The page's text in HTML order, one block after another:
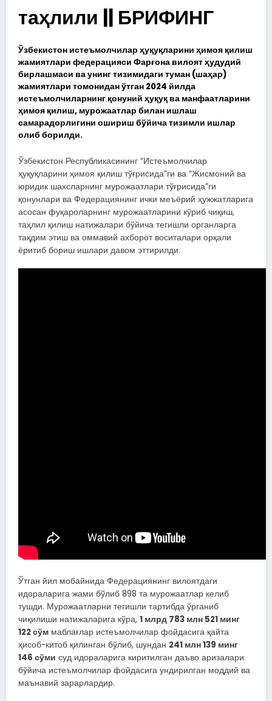
таҳлили || БРИФИНГ
Ўзбекистон истеъмолчилар ҳуқуқларини ҳимоя қилиш
жамиятлари федерацияси Фарғона вилоят ҳудудий
бирлашмаси ва унинг тизимидаги туман (шаҳар)
жамиятлари томонидан ўтган 2024 йилда
истеъмолчиларнинг қонуний ҳуқуқ ва манфаатларини
ҳимоя қилиш, мурожаатлар билан ишлаш
самарадорлигини ошириш бўйича тизимли ишлар
олиб борилди.
Ўзбекистон Республикасининг “Истеъмолчилар
ҳуқуқларини ҳимоя қилиш тўғрисида”ги ва “Жисмоний ва
юридик шахсларнинг мурожаатлари тўғрисида”ги
қонунлари ва Федерациянинг ички меъёрий ҳужжатларига
асосан фуқароларнинг мурожаатларини кўриб чиқиш,
таҳлил қилиш натижалари бўйича тегишли органларга
тақдим этиш ва оммавий ахборот воситалари орқали
ёритиб бориш ишлари давом эттирилди.
Ўтган йил мобайнида Федерациянинг вилоятдаги
идораларига жами бўлиб 898 та мурожаатлар келиб
тушди. Мурожаатларни тегишли тартибда ўрганиб
чиқилиши натижаларига кўра, 1 млрд 783 млн 521 минг
122 сўм маблағлар истеъмолчилар фойдасига қайта
ҳисоб-китоб қилинган бўлиб, шундан 241 млн 139 минг
146 сўми суд идораларига киритилган даъво аризалари
бўйича истеъмолчилар фойдасига ундирилган моддий ва
маънавий зарарлардир.